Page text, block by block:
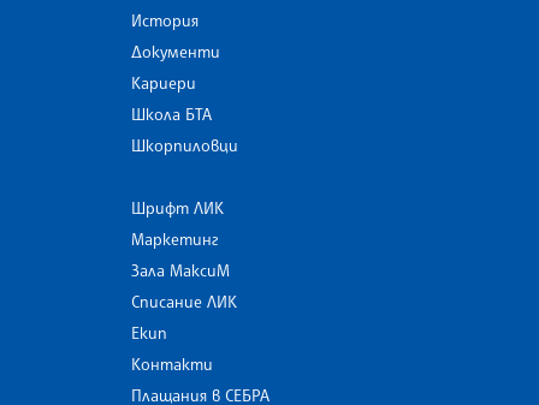
История
Документи
Кариери
Школа БТА
Шкорпиловци
Шрифт ЛИК
Маркетинг
Зала МаксиМ
Списание ЛИК
Екип
Контакти
Плащания в СЕБРА